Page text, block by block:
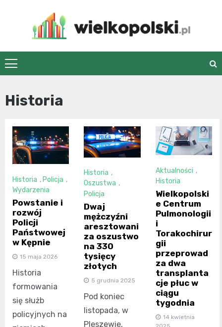
wielkopolski.pl
Historia
Historia , Policja ,
Wydarzenia
Powstanie i
rozwój
Policji
Państwowej
w Kępnie
15 maja 2026
Historia
formowania
się służb
policyjnych na
Historia ,
Oszustwa ,
Policja
Dwaj
mężczyźni
aresztowani
za oszustwo
na 330
tysięcy
złotych
5 grudnia 2025
Pod koniec
listopada, w
Pleszewie,
Aktualności ,
Historia
Wielkopolski
e Centrum
Pulmonologii
i
Torakochirur
gii
przeprowad
za dwa
transplanta
cje płuc w
ciągu
tygodnia
14 kwietnia